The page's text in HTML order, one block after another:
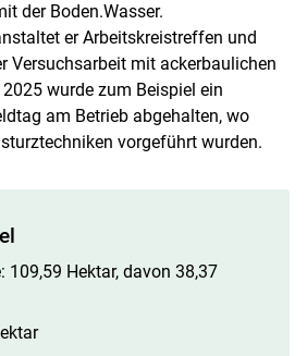
der Boden.Wasser.
er Arbeitskreistreffen und
Versuchsarbeit mit ackerbaulichen
wurde zum Beispiel ein
am Betrieb abgehalten, wo
vorgeführt wurden.
109,59 Hektar, davon 38,37